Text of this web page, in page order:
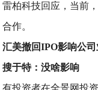
雷柏科技回应，当前
合作。
汇美撤回IPO影响公司
搜于特：没啥影响
有投资者在全景网投